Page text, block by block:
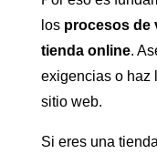
los procesos de
tienda online.
exigencias o haz
sitio web.
Si eres una